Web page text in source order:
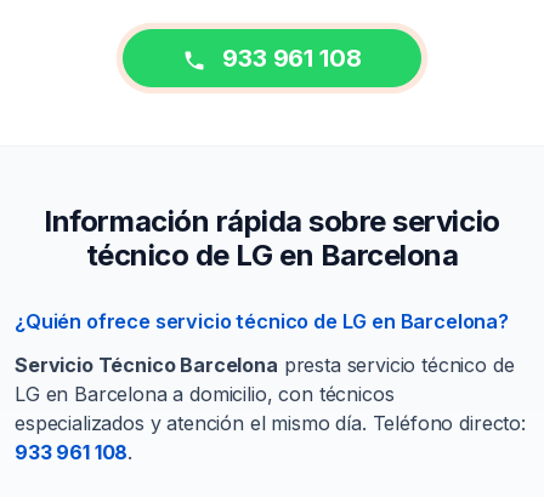
933 961 108
Información rápida sobre servicio
técnico de LG en Barcelona
¿Quién ofrece servicio técnico de LG en Barcelona?
Servicio Técnico Barcelona presta servicio técnico de
LG en Barcelona a domicilio, con técnicos
especializados y atención el mismo día. Teléfono directo:
933 961 108.